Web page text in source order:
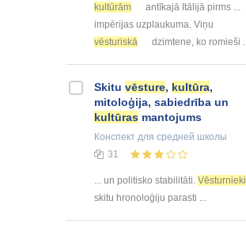
kultūrām
antīkajā Itālijā pirms ...
impērijas uzplaukuma. Viņu
vēsturiskā
dzimtene, ko romieši ...
Skitu vēsture, kultūra,
mitoloģija, sabiedrība un
kultūras mantojums
Конспект для средней школы
31
... un politisko stabilitāti. Vēsturnieki
skitu hronoloģiju parasti ...